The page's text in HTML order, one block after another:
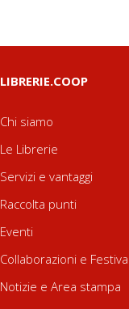
LIBRERIE.COOP
Chi siamo
Le Librerie
Servizi e vantaggi
Raccolta punti
Eventi
Collaborazioni e Festival
Notizie e Area stampa